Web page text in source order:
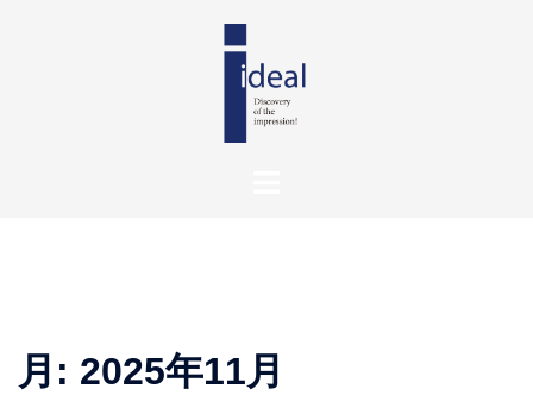
月: 2025年11月